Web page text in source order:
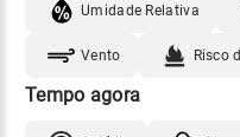
Umidade Relativa
Vento Risco
Tempo agora